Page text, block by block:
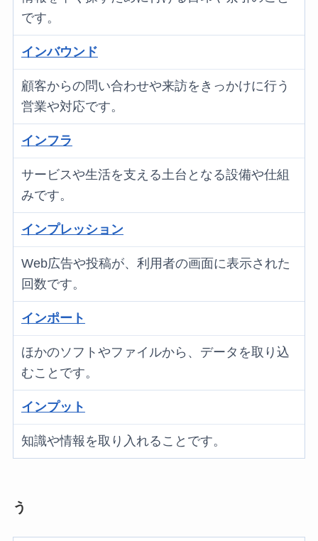
です。
インバウンド
顧客からの問い合わせや来訪をきっかけに行う
営業や対応です。
インフラ
サービスや生活を支える土台となる設備や仕組
みです。
インプレッション
Web広告や投稿が、利用者の画面に表示された
回数です。
インポート
ほかのソフトやファイルから、データを取り込
むことです。
インプット
知識や情報を取り入れることです。
う